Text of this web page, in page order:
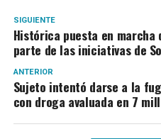
SIGUIENTE
Histórica puesta en marcha
parte de las iniciativas de
ANTERIOR
Sujeto intentó darse a la
con droga avaluada en 7